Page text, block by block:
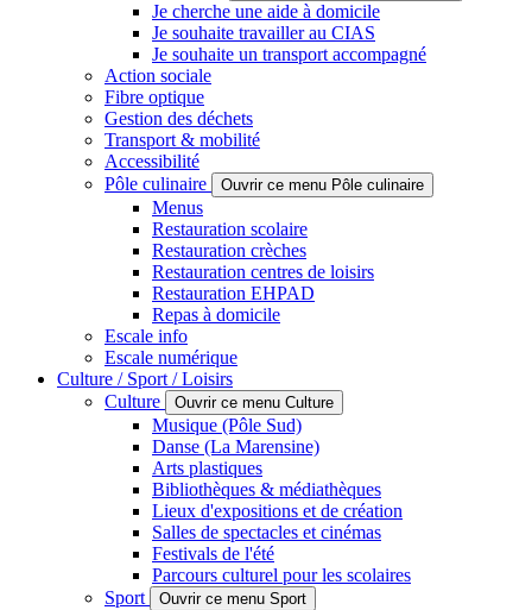
Je cherche une aide à domicile
Je souhaite travailler au CIAS
Je souhaite un transport accompagné
Action sociale
Fibre optique
Gestion des déchets
Transport & mobilité
Accessibilité
Pôle culinaire
Ouvrir ce menu Pôle culinaire
Menus
Restauration scolaire
Restauration crèches
Restauration centres de loisirs
Restauration EHPAD
Repas à domicile
Escale info
Escale numérique
Culture / Sport / Loisirs
Culture
Ouvrir ce menu Culture
Musique (Pôle Sud)
Danse (La Marensine)
Arts plastiques
Bibliothèques & médiathèques
Lieux d'expositions et de création
Salles de spectacles et cinémas
Festivals de l'été
Parcours culturel pour les scolaires
Sport
Ouvrir ce menu Sport